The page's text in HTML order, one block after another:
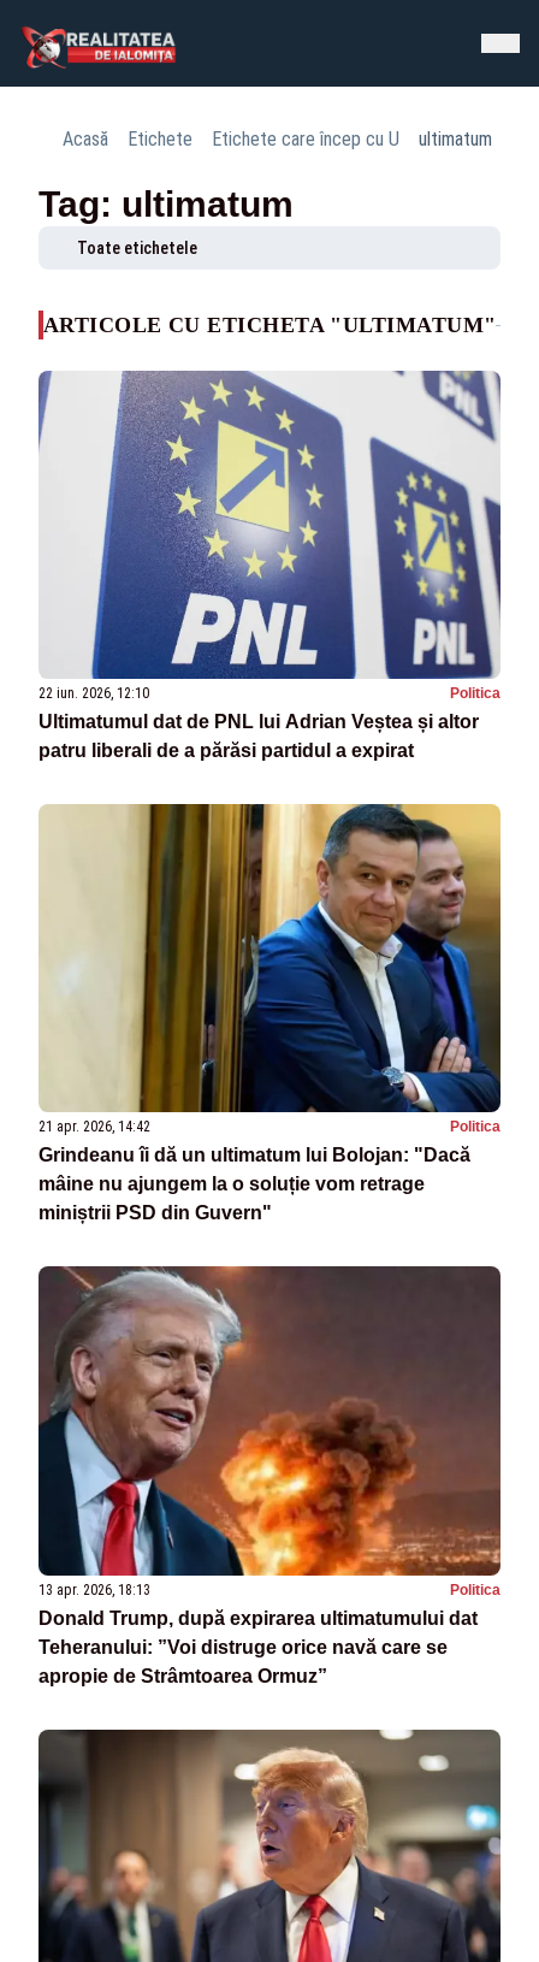
Acasă Etichete Etichete care încep cu U ultimatum
Tag: ultimatum
Toate etichetele
ARTICOLE CU ETICHETA "ULTIMATUM"
22 iun. 2026, 12:10 Politica
Ultimatumul dat de PNL lui Adrian Veștea și altor
patru liberali de a părăsi partidul a expirat
21 apr. 2026, 14:42 Politica
Grindeanu îi dă un ultimatum lui Bolojan: "Dacă
mâine nu ajungem la o soluție vom retrage
miniștrii PSD din Guvern"
13 apr. 2026, 18:13 Politica
Donald Trump, după expirarea ultimatumului dat
Teheranului: ”Voi distruge orice navă care se
apropie de Strâmtoarea Ormuz”